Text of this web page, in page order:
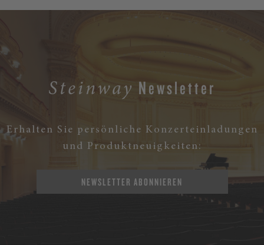
Steinway Newsletter
Erhalten Sie persönliche Konzerteinladungen
und Produktneuigkeiten:
NEWSLETTER ABONNIEREN